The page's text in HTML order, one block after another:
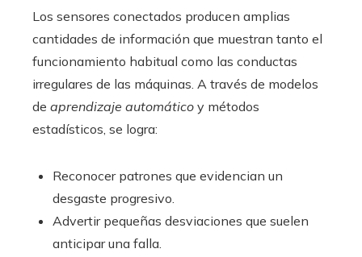
Los sensores conectados producen amplias
cantidades de información que muestran tanto el
funcionamiento habitual como las conductas
irregulares de las máquinas. A través de modelos
de aprendizaje automático y métodos
estadísticos, se logra:
Reconocer patrones que evidencian un
desgaste progresivo.
Advertir pequeñas desviaciones que suelen
anticipar una falla.